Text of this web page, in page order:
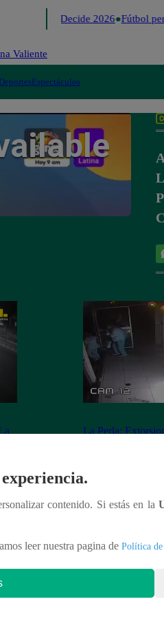
Perú Decide 2026 Fútbol
Valiente
Espectáculos
La Perla:
contenido. Si estás en la
leer nuestra pagina de Política